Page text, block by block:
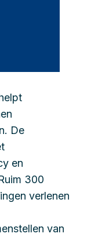
De
en
300
verlenen
van